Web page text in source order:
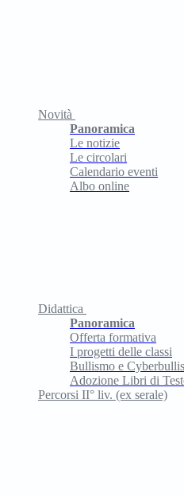
Novità
Panoramica
Le notizie
Le circolari
Calendario eventi
Albo online
Didattica
Panoramica
Offerta formativa
I progetti delle classi
Bullismo e
Adozione Libri di
Percorsi II° liv. (ex serale)